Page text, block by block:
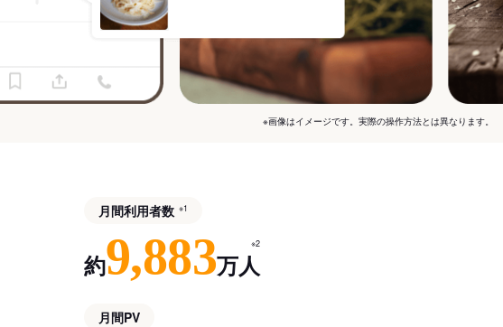
※画像はイメージです。実際の操作方法とは異なります。
月間利用者数 ※1
約9,883万人
※2
月間PV